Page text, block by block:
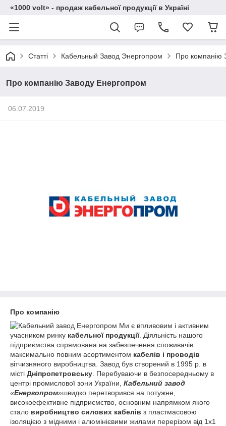
«1000 volt» - продаж кабельної продукції в Україні
Статті Кабельный Завод Энергопром Про компанію
Про компанію Заводу Енергопром
06.07.2019
Про компанію
Ми є впливовим і активним
учасником ринку кабельної продукції. Діяльність нашого
підприємства спрямована на забезпечення споживачів
максимально повним асортиментом кабелів і проводів
вітчизняного виробництва. Завод був створений в 1995 р. в
місті Дніпропетровську . Перебуваючи в безпосередньому в
центрі промислової зони України, Кабельний завод
«Енергопром»швидко перетворився на потужне,
високоефективне підприємство, основним напрямком якого
стало виробництво силових кабелів з пластмасовою
ізоляцією з мідними і алюмінієвими жилами перерізом від 1х1